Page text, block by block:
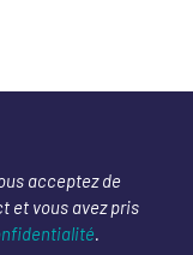
acceptez de
et vous avez pris
.